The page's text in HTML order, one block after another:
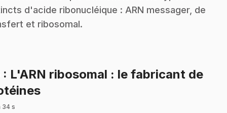
d'acide ribonucléique : ARN messager, de
et ribosomal.
: L'ARN ribosomal : le fabricant de
.
34 s